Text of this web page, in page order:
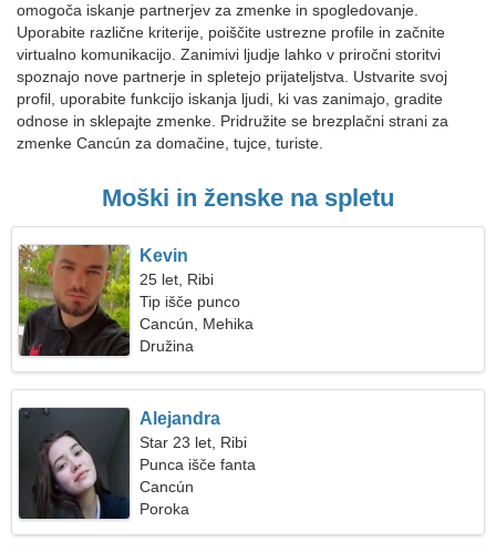
omogoča iskanje partnerjev za zmenke in spogledovanje.
Uporabite različne kriterije, poiščite ustrezne profile in začnite
virtualno komunikacijo. Zanimivi ljudje lahko v priročni storitvi
spoznajo nove partnerje in spletejo prijateljstva. Ustvarite svoj
profil, uporabite funkcijo iskanja ljudi, ki vas zanimajo, gradite
odnose in sklepajte zmenke. Pridružite se brezplačni strani za
zmenke Cancún za domačine, tujce, turiste.
Moški in ženske na spletu
Kevin
25 let, Ribi
Tip išče punco
Cancún, Mehika
Družina
Alejandra
Star 23 let, Ribi
Punca išče fanta
Cancún
Poroka